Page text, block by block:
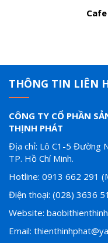
THÔNG TIN LIÊN
CÔNG TY CỔ PHẦN
THỊNH PHÁT
Địa chỉ: Lô C1-5 Đường
TP. Hồ Chí Minh.
Hotline: 0913 662 291
Điện thoại: (028) 3636
Website:
Email: